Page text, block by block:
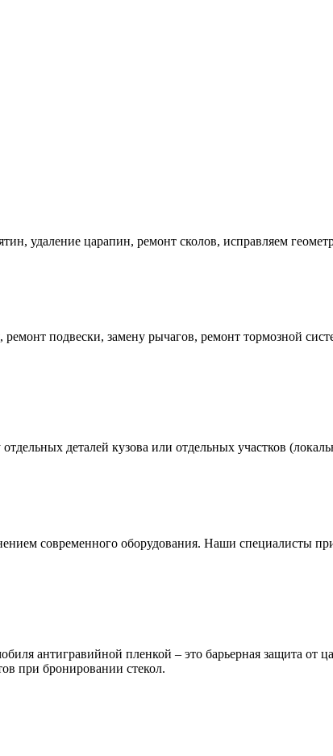
удаление царапин, ремонт сколов, исправляем
подвески, замену рычагов, ремонт тормозной
деталей кузова или отдельных участков
современного оборудования. Наши специалисты
антигравийной пленкой – это барьерная защита от
при бронировании стекол.